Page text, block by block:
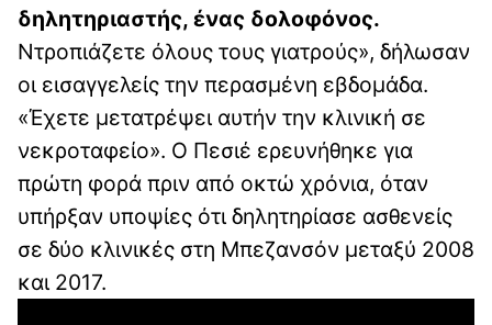
δηλητηριαστής, ένας δολοφόνος.
Ντροπιάζετε όλους τους γιατρούς», δήλωσαν
οι εισαγγελείς την περασμένη εβδομάδα.
«Έχετε μετατρέψει αυτήν την κλινική σε
νεκροταφείο». Ο Πεσιέ ερευνήθηκε για
πρώτη φορά πριν από οκτώ χρόνια, όταν
υπήρξαν υποψίες ότι δηλητηρίασε ασθενείς
σε δύο κλινικές στη Μπεζανσόν μεταξύ 2008
και 2017.